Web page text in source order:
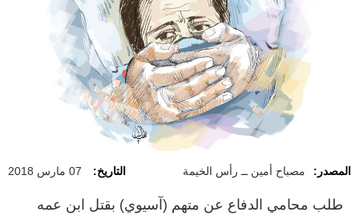
المصدر: مصباح أمين ــ رأس الخيمة التاريخ: 07 مارس 2018
طلب محامي الدفاع عن متهم (آسيوي) بقتل ابن عمه